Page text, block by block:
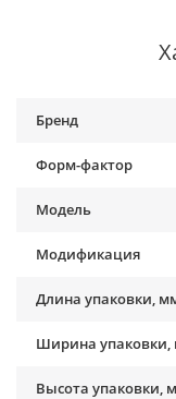
Бренд
Форм-фактор
Модель
Модификация
Длина упаковки,
Ширина
Высота упаковки,